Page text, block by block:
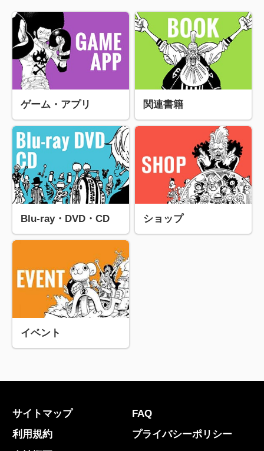
ゲーム・アプリ 関連書籍
Blu-ray・DVD・CD ショップ
イベント
サイトマップ
FAQ
利用規約
プライバシーポリシー